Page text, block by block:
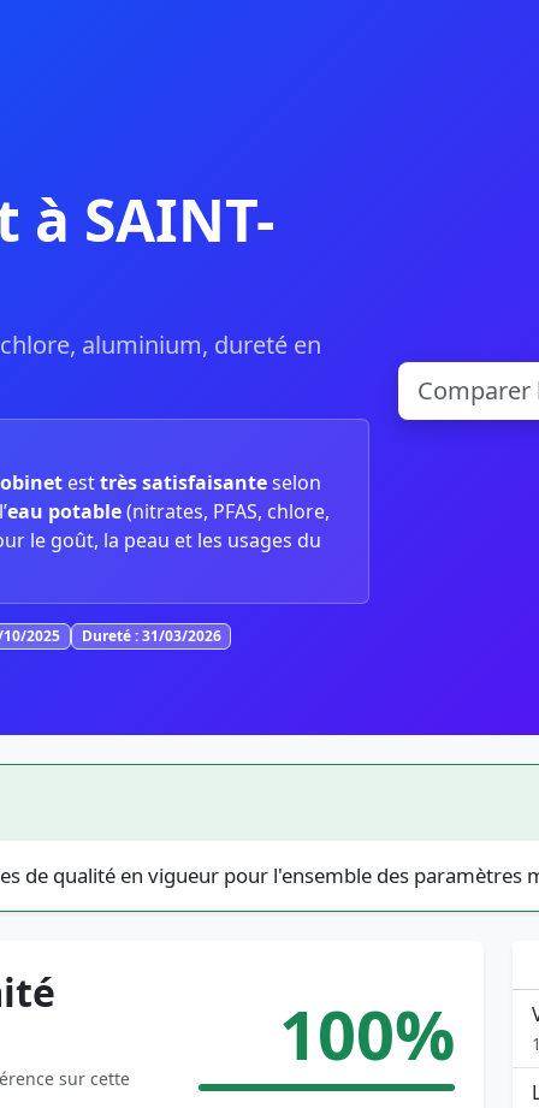
SAINT-
aluminium, dureté en
esttrès satisfaisanteselon
eau potable(nitrates, PFAS, chlore,
le goût, la peau et les usages du
10/2025 Dureté : 31/03/2026
de qualité en vigueur pour l'ensemble des paramètres
sur cette 100%